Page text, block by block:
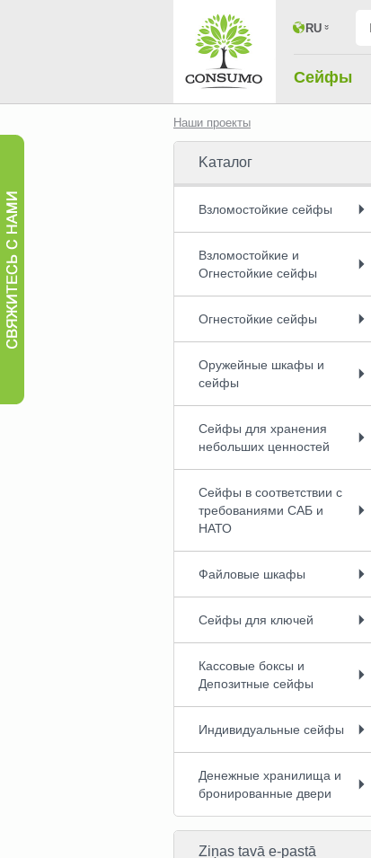
RU
Сейфы
Hаши проекты
Kаталог
Взломостойкие сейфы
Взломостойкие и
Огнестойкие сейфы
Огнестойкие сейфы
Оружейные шкафы и
сейфы
Сейфы для хранения
небольших ценностей
Сейфы в соответствии с
требованиями CAБ и
НАТО
Файловые шкафы
Сейфы для ключей
Кассовые боксы и
Депозитные сейфы
Индивидуальные сейфы
Денежные хранилища и
бронированные двери
Ziņas tavā e-pastā